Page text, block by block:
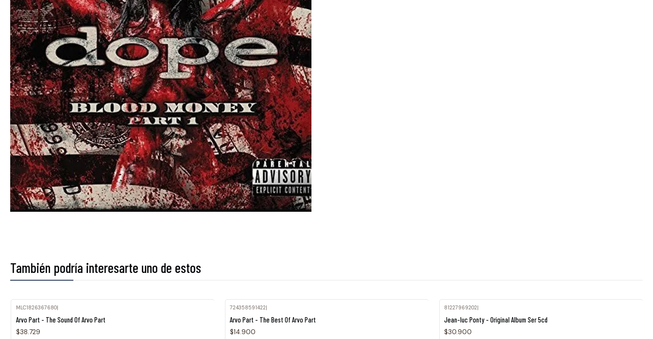
También podría interesarte uno de estos
MLC1826367680|
Arvo Part - The Sound Of Arvo Part
$38.729
724358591422|
Arvo Part - The Best Of Arvo Part
$14.900
81227969202|
Jean-luc Ponty - Original Album Ser 5cd
$30.900